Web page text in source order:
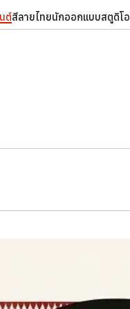
ต์สีลายไทยนักออกแบบสตูดิโอ